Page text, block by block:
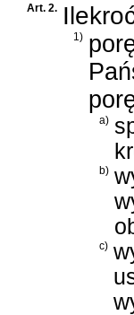
Art. 2.
1)
a)
b)
c)